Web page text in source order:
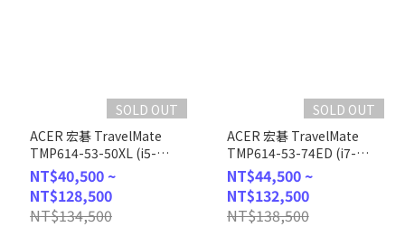
SOLD OUT
ACER 宏碁 TravelMate
TMP614-53-50XL (i5-
1335U/16G/1TB
PCIe/W11Pro/WUXGA/14)
客製化商務筆電
NT$40,500 ~
NT$128,500
NT$134,500
SOLD OUT
ACER 宏碁 TravelMate
TMP614-53-74ED (i7-
1355U/16G/1T
PCIE/W11Pro/WUXGA/14)
客製化商務筆電
NT$44,500 ~
NT$132,500
NT$138,500